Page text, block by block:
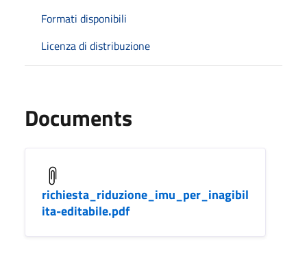
Formati disponibili
Licenza di distribuzione
Documents
richiesta_riduzione_imu_per_inagibil
ita-editabile.pdf